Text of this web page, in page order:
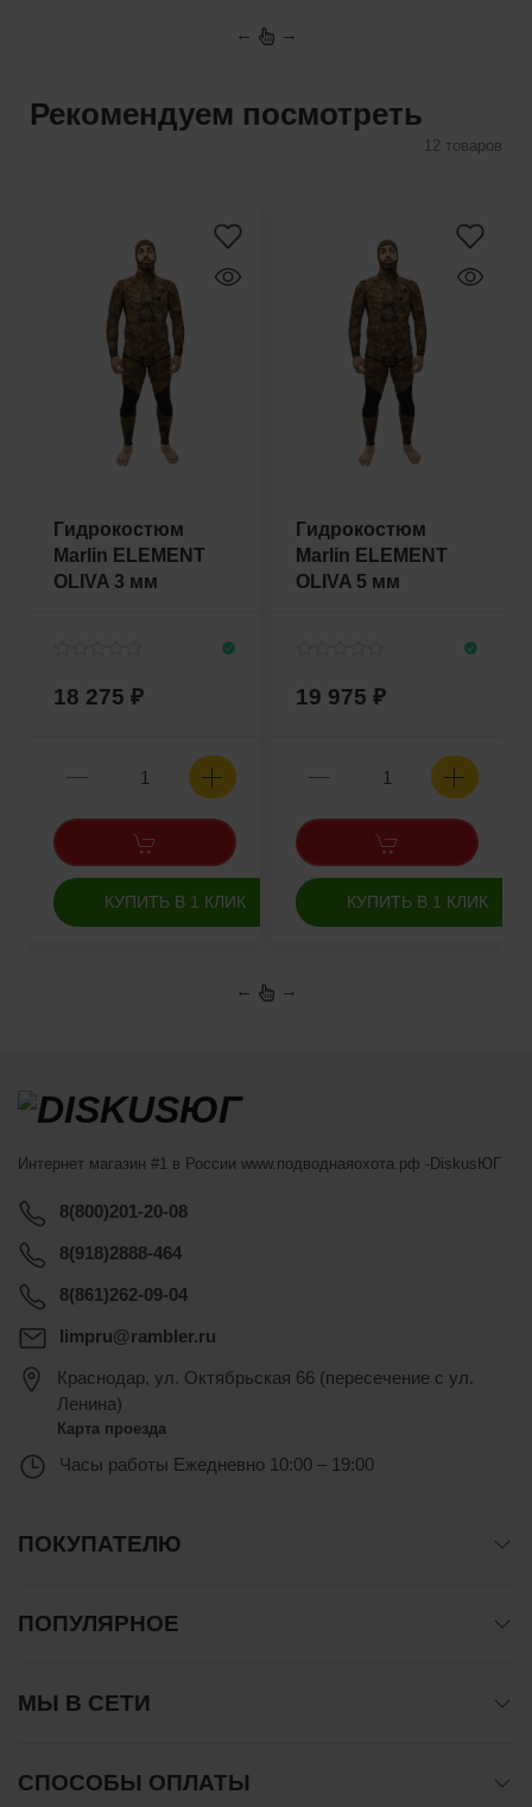
← →
Рекомендуем посмотреть
12 товаров
Гидрокостюм
Marlin ELEMENT
OLIVA 3 мм
18 275
КУПИТЬ В 1 КЛИК
Гидрокостюм
Marlin ELEMENT
OLIVA 5 мм
19 975
КУПИТЬ В 1 КЛИК
← →
Интернет магазин #1 в России www.подводнаяохота.рф -DiskusЮГ
8(800)201-20-08
8(918)2888-464
8(861)262-09-04
limpru@rambler.ru
Краснодар,ул. Октябрьская 66 (пересечение с ул.
Ленина)
Карта проезда
Часы работы Ежедневно 10:00 – 19:00
ПОКУПАТЕЛЮ
ПОПУЛЯРНОЕ
МЫ В СЕТИ
СПОСОБЫ ОПЛАТЫ